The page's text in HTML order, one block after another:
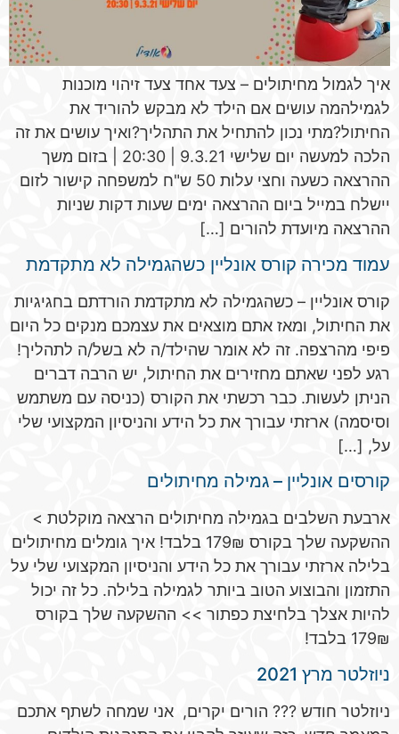
איך לגמול מחיתולים – צעד אחד צעד זיהוי מוכנות
לגמילהמה עושים אם הילד לא מבקש להוריד את
החיתול?מתי נכון להתחיל את התהליך?ואיך עושים את זה
הלכה למעשה יום שלישי 9.3.21 | 20:30 | בזום משך
ההרצאה כשעה וחצי עלות 50 ש"ח למשפחה קישור לזום
יישלח במייל ביום ההרצאה ימים שעות דקות שניות
ההרצאה מיועדת להורים […]
עמוד מכירה קורס אונליין כשהגמילה לא מתקדמת
קורס אונליין – כשהגמילה לא מתקדמת הורדתם בחגיגיות
את החיתול, ומאז אתם מוצאים את עצמכם מנקים כל היום
פיפי מהרצפה. זה לא אומר שהילד/ה לא בשל/ה לתהליך!
רגע לפני שאתם מחזירים את החיתול, יש הרבה דברים
הניתן לעשות. כבר רכשתי את הקורס (כניסה עם משתמש
וסיסמה) ארזתי עבורך את כל הידע והניסיון המקצועי שלי
על, […]
קורסים אונליין – גמילה מחיתולים
ארבעת השלבים בגמילה מחיתולים הרצאה מוקלטת >
ההשקעה שלך בקורס 179₪ בלבד! איך גומלים מחיתולים
בלילה ארזתי עבורך את כל הידע והניסיון המקצועי שלי על
התזמון והבוצוע הטוב ביותר לגמילה בלילה. כל זה יכול
להיות אצלך בלחיצת כפתור >> ההשקעה שלך בקורס
179₪ בלבד!
ניוזלטר מרץ 2021
ניוזלטר חודש ??? הורים יקרים, אני שמחה לשתף אתכם